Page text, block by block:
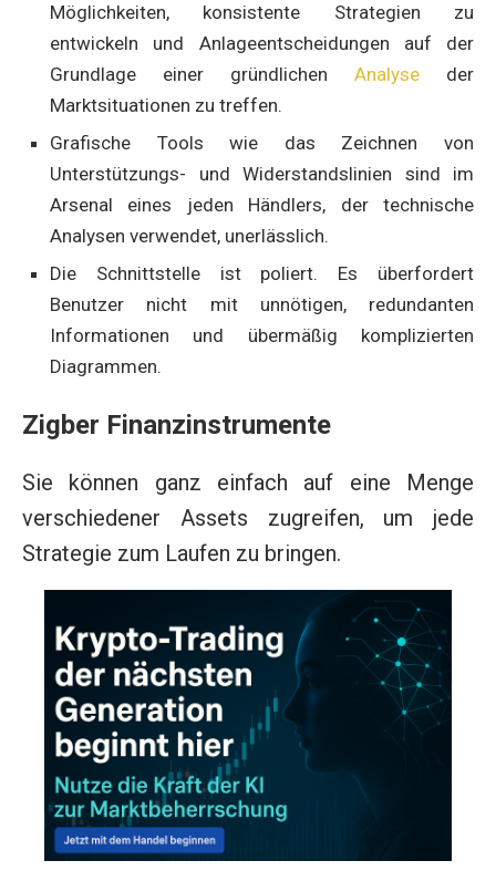
Möglichkeiten, konsistente Strategien zu
entwickeln und Anlageentscheidungen auf der
Grundlage einer gründlichen Analyse der
Marktsituationen zu treffen.
Grafische Tools wie das Zeichnen von
Unterstützungs- und Widerstandslinien sind im
Arsenal eines jeden Händlers, der technische
Analysen verwendet, unerlässlich.
Die Schnittstelle ist poliert. Es überfordert
Benutzer nicht mit unnötigen, redundanten
Informationen und übermäßig komplizierten
Diagrammen.
Zigber Finanzinstrumente
Sie können ganz einfach auf eine Menge
verschiedener Assets zugreifen, um jede
Strategie zum Laufen zu bringen.